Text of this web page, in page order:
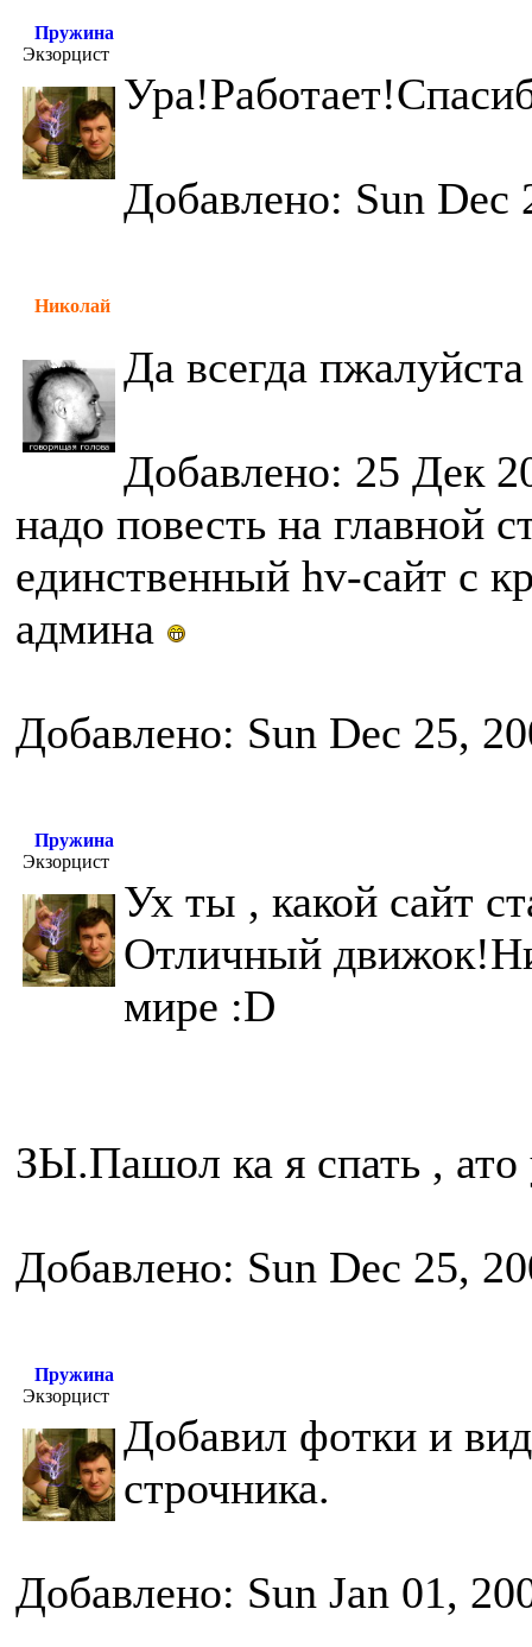
Пружина
Экзорцист
Добавлено: Sun Dec
Николай
Да всегда
Добавлено: 25 Дек
надо повесть на главной
единственный hv-сайт с
админа
Добавлено: Sun Dec 25,
Пружина
Экзорцист
Ух ты , какой сайт
Отличный
мире :D
ЗЫ.Пашол ка я спать ,
Добавлено: Sun Dec 25,
Пружина
Экзорцист
Добавил фотки и
строчника.
Добавлено: Sun Jan 01,